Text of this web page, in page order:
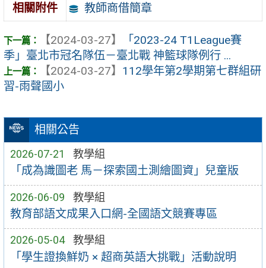
相關公告
2026-07-21 教學組
「成為識圖老 馬－探索國土測繪圖資」兒童版
2026-06-09 教學組
教育部語文成果入口網-全國語文競賽專區
2026-05-04 教學組
「學生證換鮮奶 × 超商英語大挑戰」活動說明
相關附件
教師商借簡章
【2024-03-27】
「2023-24 T1League賽
季」臺北市冠名隊伍－臺北戰 神籃球隊例行 ...
【2024-03-27】 112學年第2學期第七群組研
習-雨聲國小